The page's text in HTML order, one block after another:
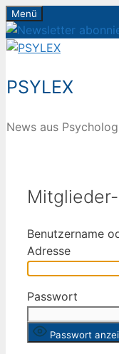
Zum
Inhalt
springen
Menü
PSYLEX
News aus
Benutzername
Adresse
Passwort
Passwort